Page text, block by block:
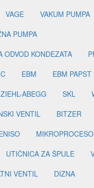
VAGE
VAKUM PUMPA
PUMPA
ODVOD KONDEZATA
EBM EBM PAPST
ZIEHL-ABEGG SKL
VENTIL
BITZER
UTIČNICA ZA ŠPULE
VENTIL
DIZNA